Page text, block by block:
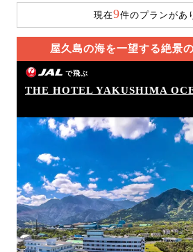
現在9件のプランがあ
屋久島の海を一望する絶景
で飛ぶ
THE HOTEL YAKUSHIMA